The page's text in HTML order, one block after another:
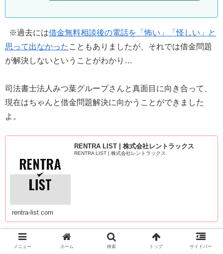
※過去には借金無料相談後の電話を「怖い」「怪しい」と
思って出なかった こともありましたが、それでは借金問題
が解決しないということがわかり…
司法書士法人みつ葉グループさんと真面目に向き合って、
現在はちゃんと借金問題解決に向かうことができました
よ。
RENTRA LIST | 株式会社レントラックス
RENTRA LIST | 株式会社レントラックス
rentra-list.com
いつもありがとうございます！
メニュー ホーム 検索 トップ サイドバー